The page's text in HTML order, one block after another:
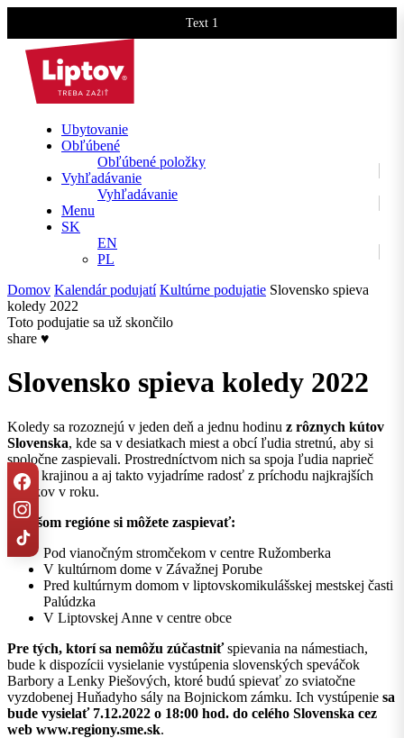
Text 1
Ubytovanie
Obľúbené
Obľúbené položky
Vyhľadávanie
Vyhľadávanie
Menu
SK
EN
PL
Domov Kalendár podujatí Kultúrne podujatie Slovensko spieva
koledy 2022
Toto podujatie sa už skončilo
share ♥
Slovensko spieva koledy 2022
Koledy sa rozoznejú v jeden deň a jednu hodinu z rôznych kútov
Slovenska, kde sa v desiatkach miest a obcí ľudia stretnú, aby si
spoločne zaspievali. Prostredníctvom nich sa spoja ľudia naprieč
celou krajinou a aj takto vyjadríme radosť z príchodu najkrajších
sviatkov v roku.
V našom regióne si môžete zaspievať:
Pod vianočným stromčekom v centre Ružomberka
V kultúrnom dome v Závažnej Porube
Pred kultúrnym domom v liptovskomikulášskej mestskej časti
Palúdzka
V Liptovskej Anne v centre obce
Pre tých, ktorí sa nemôžu zúčastniťspievania na námestiach,
bude k dispozícii vysielanie vystúpenia slovenských speváčok
Barbory a Lenky Piešových, ktoré budú spievať zo sviatočne
vyzdobenej Huňadyho sály na Bojnickom zámku. Ich vystúpenie sa
bude vysielať 7.12.2022 o 18:00 hod. do celého Slovenska cez
web www.regiony.sme.sk.